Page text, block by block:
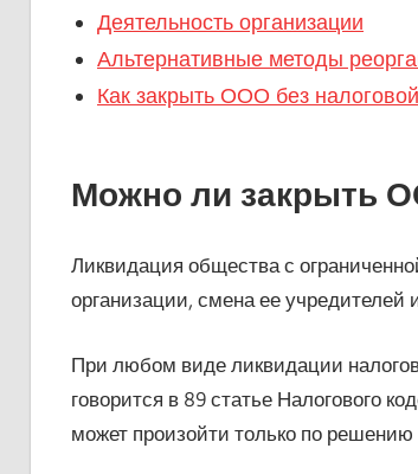
Деятельность организации
Альтернативные методы
Как закрыть ООО без
Можно ли закрыть
Ликвидация общества с
организации, смена ее учредителей
При любом виде ликвидации
говорится в 89 статье Налогового
может произойти только по